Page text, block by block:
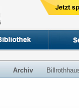
Archiv